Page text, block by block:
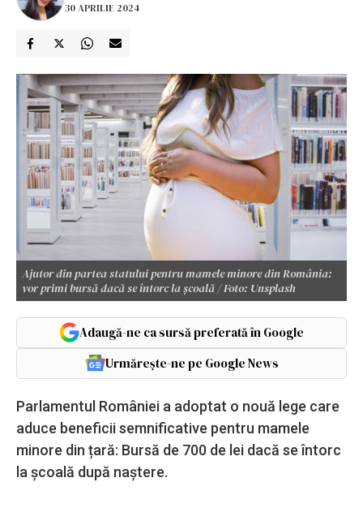
30 APRILIE 2024
Ajutor din partea statului pentru mamele minore din România:
vor primi bursă dacă se întorc la școală / Foto: Unsplash
Adaugă-ne ca sursă preferată în Google
Urmărește-ne pe Google News
Parlamentul României a adoptat o nouă lege care
aduce beneficii semnificative pentru mamele
minore din țară: Bursă de 700 de lei dacă se întorc
la școală după naștere.